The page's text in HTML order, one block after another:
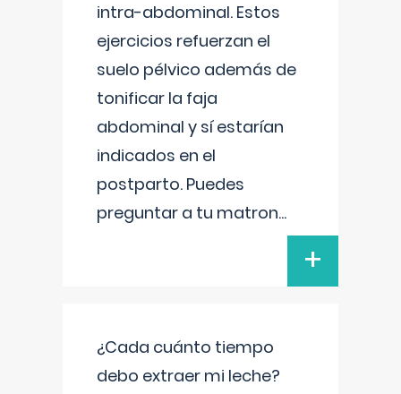
intra-abdominal. Estos
ejercicios refuerzan el
suelo pélvico además de
tonificar la faja
abdominal y sí estarían
indicados en el
postparto. Puedes
preguntar a tu matron...
+
¿Cada cuánto tiempo
debo extraer mi leche?